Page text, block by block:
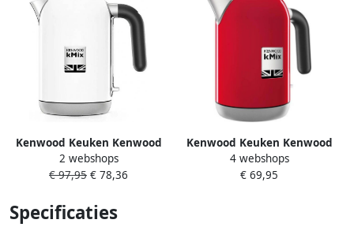
Kenwood Keuken Kenwood
kMix ZJX740WH- waterkoker -
wit
2 webshops
€ 97,95 € 78,36
Kenwood Keuken Kenwood
kMix ZJX650RD- Waterkoker
Rood
4 webshops
€ 69,95
Specificaties